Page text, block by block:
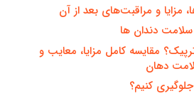
مزایا و مراقبت‌های بعد از آن
دندان ها
مقایسه کامل مزایا، معایب و
دهان
کنیم؟